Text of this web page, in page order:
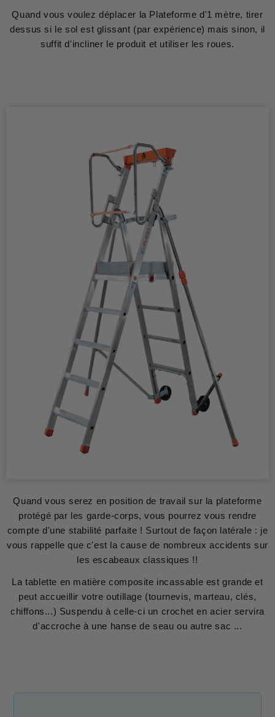
Quand vous voulez déplacer la Plateforme d'1 mètre, tirer
dessus si le sol est glissant (par expérience) mais sinon, il
suffit d'incliner le produit et utiliser les roues.
Quand vous serez en position de travail sur la plateforme
protégé par les garde-corps, vous pourrez vous rendre
compte d'une stabilité parfaite ! Surtout de façon latérale : je
vous rappelle que c'est la cause de nombreux accidents sur
les escabeaux classiques !!
La tablette en matière composite incassable est grande et
peut accueillir votre outillage (tournevis, marteau, clés,
chiffons...) Suspendu à celle-ci un crochet en acier servira
d'accroche à une hanse de seau ou autre sac ...